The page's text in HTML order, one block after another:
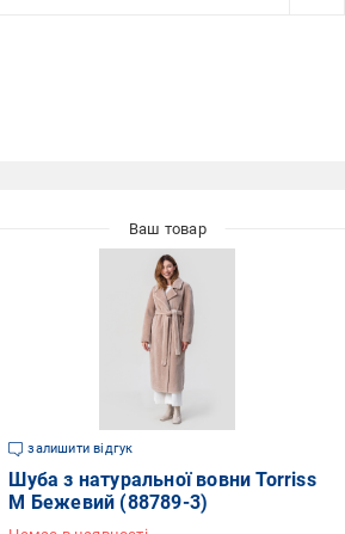
залишити відгук
Шуба з натуральної вовни Torriss
M Бежевий (88789-3)